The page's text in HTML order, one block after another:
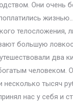
Они очень
жизнью…
телосложения,
большую
два
человеком.
тысяч
нас у себя и